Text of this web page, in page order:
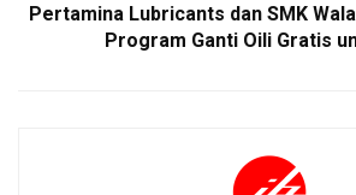
Pertamina Lubricants dan SMK
Program Ganti Oili Gratis